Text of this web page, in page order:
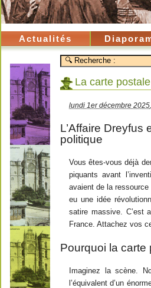
Actualités
La carte
lundi 1er décembre 2025
L’Affaire Dreyfus
politique
Vous êtes-vous déjà
piquants avant
avaient de la
eu une idée
satire massive. C’est
France. Attachez vos
Pourquoi la carte
Imaginez la scène.
l’équivalent d’un